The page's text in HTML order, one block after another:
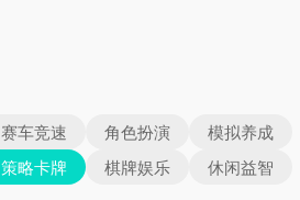
赛车竞速 角色扮演
模拟养成
策略卡牌 棋牌娱乐
休闲益智